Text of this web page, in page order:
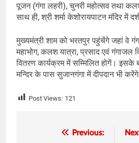
पूजन (गंगा लहरी), चुनरी महोत्सव तथा
साथ ही, श्री शर्मा केशोरायपाटन मंदिर में
मुख्यमंत्री शाम को भरतपुर पहुंचेंगे जहां वे
महाभोग, कलश यात्रा, प्रसाद एवं गंगाजल
वितरण कार्यक्रम में सम्मिलित होगें। इसके
मन्दिर के पास सुजानगंगा में दीपदान भी
Post Views: 121
Previous: